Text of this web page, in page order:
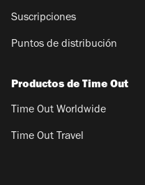
Suscripciones
Puntos de distribución
Productos de Time Out
Time Out Worldwide
Time Out Travel